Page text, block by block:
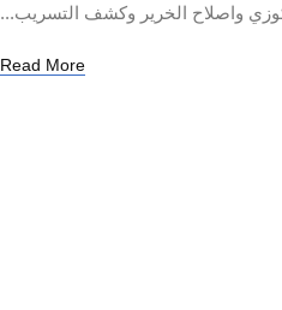
واصلاح الخرير وكشف التسريب...
Read More